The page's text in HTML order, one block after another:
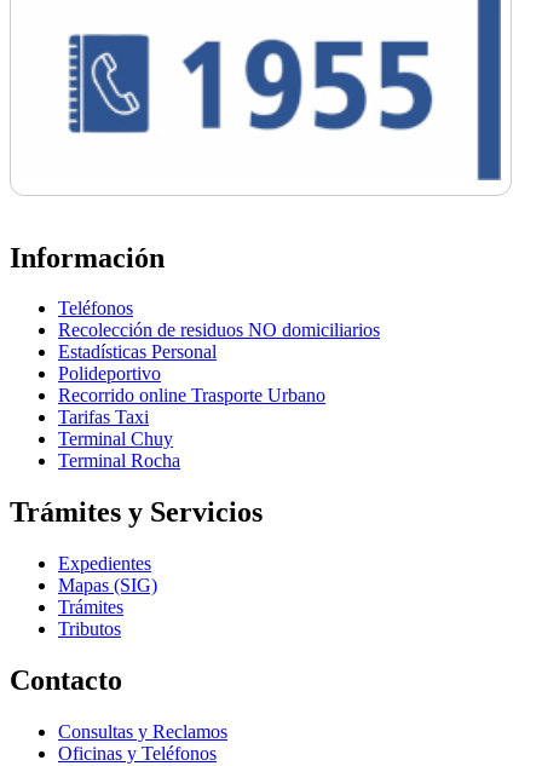
Información
Teléfonos
Recolección de residuos NO domiciliarios
Estadísticas Personal
Polideportivo
Recorrido online Trasporte Urbano
Tarifas Taxi
Terminal Chuy
Terminal Rocha
Trámites y Servicios
Expedientes
Mapas (SIG)
Trámites
Tributos
Contacto
Consultas y Reclamos
Oficinas y Teléfonos